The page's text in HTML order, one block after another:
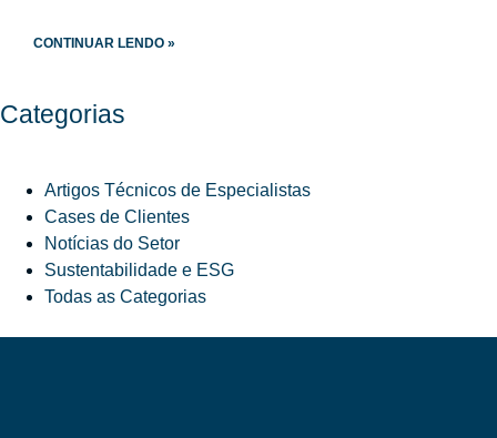
CONTINUAR LENDO »
Categorias
Artigos Técnicos de Especialistas
Cases de Clientes
Notícias do Setor
Sustentabilidade e ESG
Todas as Categorias